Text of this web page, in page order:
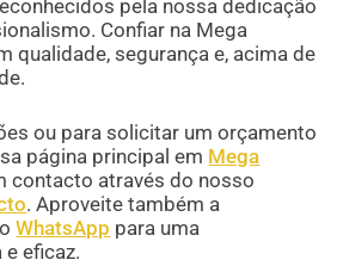
pela nossa dedicação
Confiar na Mega
qualidade, segurança e, acima de
ou para solicitar um orçamento
página principal em Mega
contacto através do nosso
. Aproveite também a
WhatsApp para uma
eficaz.